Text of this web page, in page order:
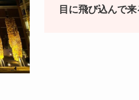
目に飛び込んで